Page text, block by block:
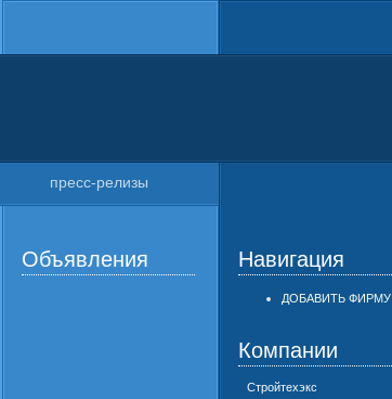
пресс-релизы
Объявления Навигация
ДОБАВИТЬ ФИРМУ
Компании
Стройтехэкс